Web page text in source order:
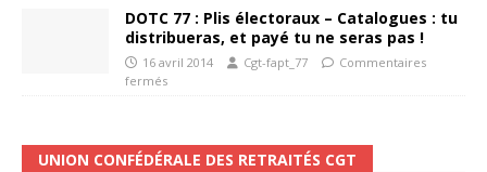
DOTC 77 : Plis électoraux – Catalogues : tu
distribueras, et payé tu ne seras pas !
16 avril 2014 Cgt-fapt_77
Commentaires
fermés
UNION CONFÉDÉRALE DES RETRAITÉS CGT